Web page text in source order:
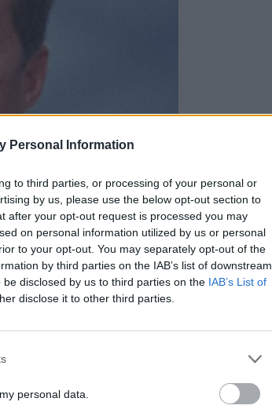
Personal Information
to third parties, or processing of your personal or
by us, please use the below opt-out section to
after your opt-out request is processed you may
on personal information utilized by us or personal
to your opt-out. You may separately opt-out of the
by third parties on the IAB’s list of downstream
disclosed by us to third parties on the IAB’s List of
disclose it to other third parties.
personal data.